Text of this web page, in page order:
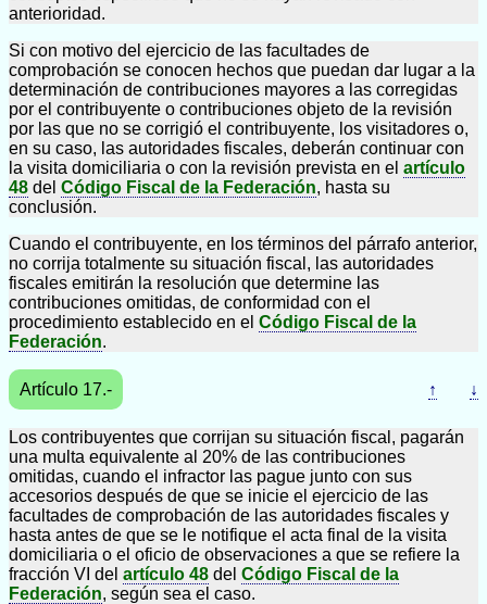
anterioridad.
Si con motivo del ejercicio de las facultades de
comprobación se conocen hechos que puedan dar lugar a la
determinación de contribuciones mayores a las corregidas
por el contribuyente o contribuciones objeto de la revisión
por las que no se corrigió el contribuyente, los visitadores o,
en su caso, las autoridades fiscales, deberán continuar con
la visita domiciliaria o con la revisión prevista en el artículo
48 del Código Fiscal de la Federación, hasta su
conclusión.
Cuando el contribuyente, en los términos del párrafo anterior,
no corrija totalmente su situación fiscal, las autoridades
fiscales emitirán la resolución que determine las
contribuciones omitidas, de conformidad con el
procedimiento establecido en el Código Fiscal de la
Federación.
Artículo 17.- ↑ ↓
Los contribuyentes que corrijan su situación fiscal, pagarán
una multa equivalente al 20% de las contribuciones
omitidas, cuando el infractor las pague junto con sus
accesorios después de que se inicie el ejercicio de las
facultades de comprobación de las autoridades fiscales y
hasta antes de que se le notifique el acta final de la visita
domiciliaria o el oficio de observaciones a que se refiere la
fracción VI del artículo 48 del Código Fiscal de la
Federación, según sea el caso.